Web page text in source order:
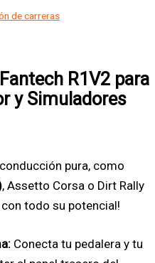
de carreras
R1V2 para
y Simuladores
pura, como
, Assetto Corsa o Dirt Rally
con todo su potencial!
Conecta tu pedalera y tu